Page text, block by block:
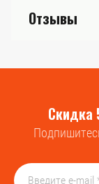
Отзывы
Скидка